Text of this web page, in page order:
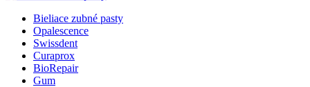
Bieliace zubné pasty
Opalescence
Swissdent
Curaprox
BioRepair
Gum